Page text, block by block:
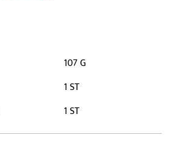
107 G
1 ST
1 ST